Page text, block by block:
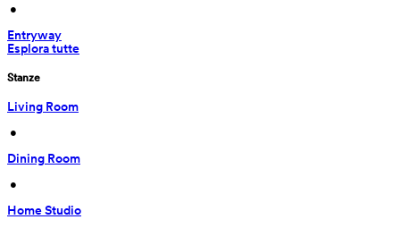
•
Entryway
Esplora tutte
Stanze
Living Room
•
Dining Room
•
Home Studio